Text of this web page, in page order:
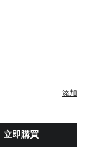
添加
立即購買